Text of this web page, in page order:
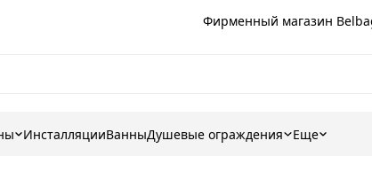
Фирменный магазин
ИнсталляцииВанныДушевые ограждения Еще